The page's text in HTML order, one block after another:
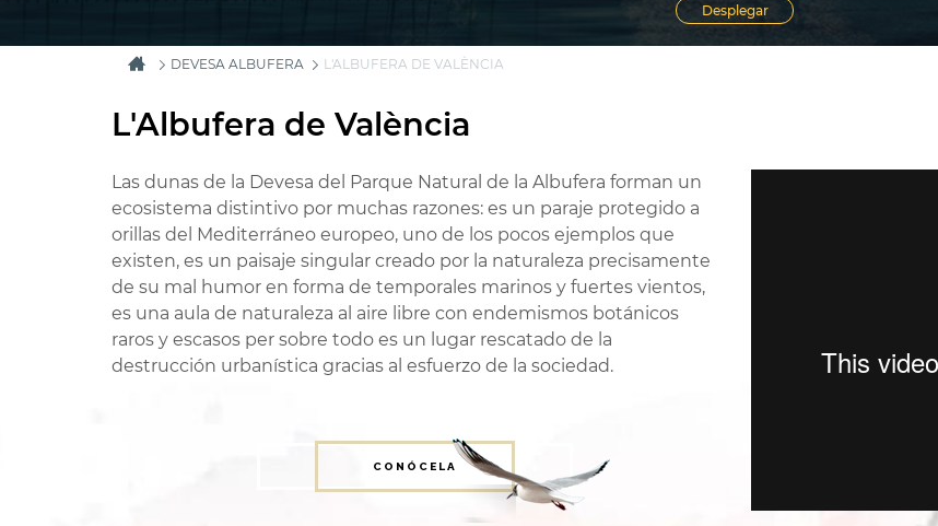
Desplegar
DEVESA ALBUFERA L'ALBUFERA DE VALÈNCIA
L'Albufera de València
Las dunas de la Devesa del Parque Natural de la Albufera forman un
ecosistema distintivo por muchas razones: es un paraje protegido a
orillas del Mediterráneo europeo, uno de los pocos ejemplos que
existen, es un paisaje singular creado por la naturaleza precisamente
de su mal humor en forma de temporales marinos y fuertes vientos,
es una aula de naturaleza al aire libre con endemismos botánicos
raros y escasos per sobre todo es un lugar rescatado de la
destrucción urbanística gracias al esfuerzo de la sociedad.
CONÓCELA